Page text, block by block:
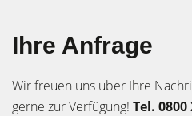
Ihre Anfrage
Wir freuen uns über Ihre
gerne zur Verfügung! Tel. 0800